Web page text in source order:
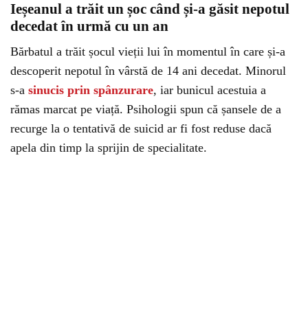
Ieșeanul a trăit un șoc când și-a găsit nepotul
decedat în urmă cu un an
Bărbatul a trăit șocul vieții lui în momentul în care și-a
descoperit nepotul în vârstă de 14 ani decedat. Minorul
s-a sinucis prin spânzurare, iar bunicul acestuia a
rămas marcat pe viață. Psihologii spun că șansele de a
recurge la o tentativă de suicid ar fi fost reduse dacă
apela din timp la sprijin de specialitate.